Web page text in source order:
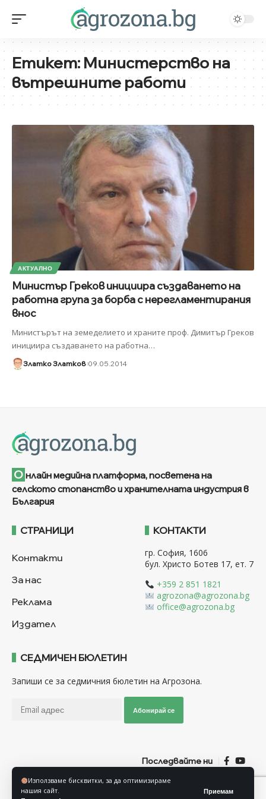
Използваме бисквитки, за да оптимизираме
нашия сайт.
Приемам
Етикет:Министерство на
вътрешните работи
АКТУАЛНО
Министър Греков инициира създаването на
работна група за борба с нерегламентирания
внос
Министърът на земеделието и храните проф. Димитър Греков
инициира създаването на работна…
Златко Златков 09.05.2014
О нлайн медийна платформа, посветена на
селското стопанство и хранителната индустрия в
България
СТРАНИЦИ
Контакти
За нас
Реклама
Издател
КОНТАКТИ
гр. София, 1606
бул. Христо Ботев 17, ет. 7
+359 2 851 1821
agrozona@agrozona.bg
office@agrozona.bg
СЕДМИЧЕН БЮЛЕТИН
Запиши се за седмичния бюлетин на Агрозона.
Абонирай се
Последвайте ни
Общи условия Политика за използване на “Бисквитки”